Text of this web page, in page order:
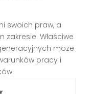
swoich praw, a
Właściwe
może
pracy i